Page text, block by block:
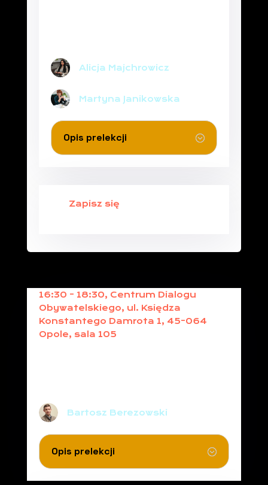
Alicja Majchrowicz
Martyna Janikowska
Opis prelekcji
Zapisz się
16:30 - 18:30, Centrum Dialogu
Obywatelskiego, ul. Księdza
Konstantego Damrota 1, 45-064
Opole, sala 105
Bartosz Berezowski
Opis prelekcji